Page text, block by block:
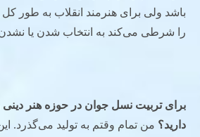
باشد ولی برای هنرمند انقلاب به طور
را شرطی می‌کند به انتخاب شدن یا
برای تربیت نسل جوان در حوزه هنر دینی
دارید؟ من تمام وقتم به تولید می‌گذرد.